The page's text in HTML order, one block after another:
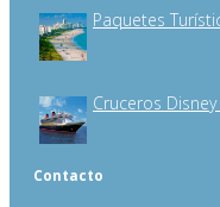
Paquetes
Cruceros
Contacto